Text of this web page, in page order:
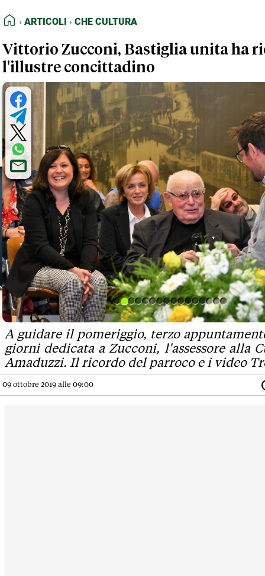
FEED RSS
NORMATIVE DEONTOLOGICHE
TERMINI e CONDIZIONI
HOME
ARTICOLI CHE CULTURA
Vittorio Zucconi, Bastiglia unita ha
l'illustre concittadino
A guidare il pomeriggio, terzo
giorni dedicata a Zucconi, l'assessore alla
Amaduzzi. Il ricordo del parroco e i video
09 ottobre 2019 alle 09:00